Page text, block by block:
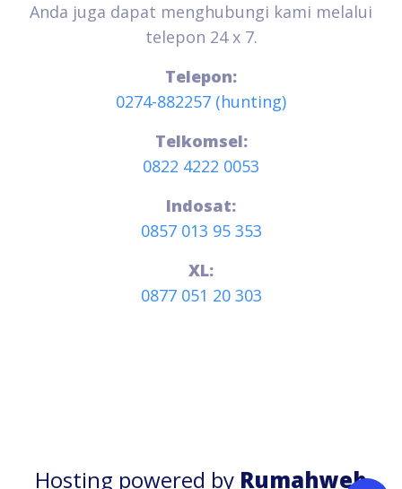
Anda juga dapat menghubungi kami melalui
telepon 24 x 7.
Telepon:
0274-882257 (hunting)
Telkomsel:
0822 4222 0053
Indosat:
0857 013 95 353
XL:
0877 051 20 303
Hosting powered by Rumahweb